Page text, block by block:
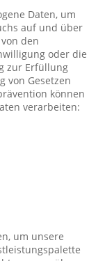
Daten, um
auf und über
den
oder die
zur Erfüllung
von Gesetzen
können
verarbeiten:
um unsere